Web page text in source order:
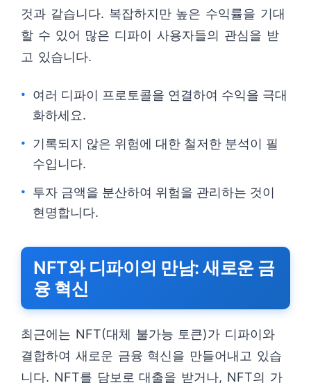
것과 같습니다. 복잡하지만 높은 수익률을 기대
할 수 있어 많은 디파이 사용자들의 관심을 받
고 있습니다.
여러 디파이 프로토콜을 연결하여 수익을 극대
화하세요.
기록되지 않은 위험에 대한 철저한 분석이 필
수입니다.
투자 금액을 분산하여 위험을 관리하는 것이
현명합니다.
NFT와 디파이의 만남: 새로운 금
융 혁신
최근에는 NFT(대체 불가능 토큰)가 디파이와
결합하여 새로운 금융 혁신을 만들어내고 있습
니다. NFT를 담보로 대출을 받거나, NFT의 가